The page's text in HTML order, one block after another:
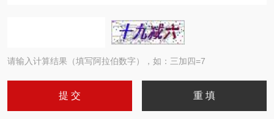
请输入计算结果（填写阿拉伯数字），如：三加四=7